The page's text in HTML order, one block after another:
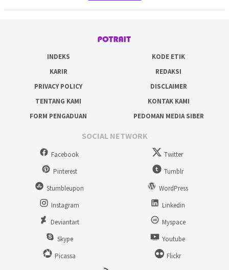
INDEKS
KODE ETIK
KARIR
REDAKSI
PRIVACY POLICY
DISCLAIMER
TENTANG KAMI
KONTAK KAMI
FORM PENGADUAN
PEDOMAN MEDIA SIBER
SOCIAL NETWORK
Facebook
Twitter
Pinterest
Tumblr
Stumbleupon
WordPress
Instagram
Linkedin
Deviantart
Myspace
Skype
Youtube
Picassa
Flickr